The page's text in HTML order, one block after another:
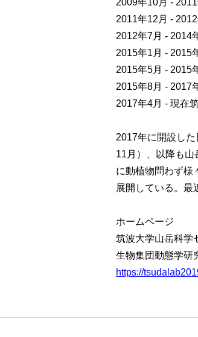
2009年10月 -
2011年12月 -
2012年7月 - 2014
2015年1月 - 2015
2015年5月 - 2015
2015年8月 - 2017
2017年4月 - 現在
2017年に開設し
11月）、以降も
に動植物問わず様
展開している。最
ホームページ
筑波大学山岳科学
生物集団動態学研
https://